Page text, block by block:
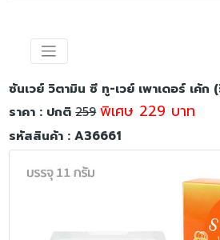
ซันเวย์ วิตามิน ซี ทู-เวย์ เพาเดอร์ เค้
ราคา : ปกติ259 พิเศษ 229 บาท
รหัสสินค้า : A36661